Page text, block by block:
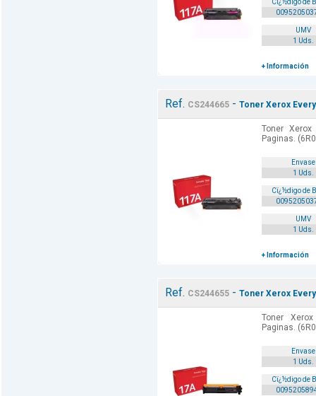
Cï¿½digo de
UMV
1 Uds.
+ Información
Ref. CS244665- Toner Xerox
Toner
Paginas.
Envase
1 Uds.
Cï¿½digo de
UMV
1 Uds.
+ Información
Ref. CS244655- Toner Xerox
Toner
Paginas.
Envase
1 Uds.
Cï¿½digo de